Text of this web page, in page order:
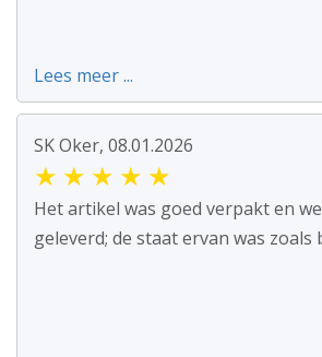
Lees meer ...
SK Oker, 08.01.2026
★ ★ ★ ★ ★
Het artikel was goed verpakt en
geleverd; de staat ervan was zoals